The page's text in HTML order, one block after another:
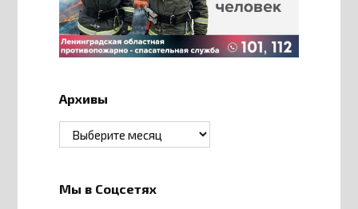
Архивы
Архивы
Мы в Соцсетях